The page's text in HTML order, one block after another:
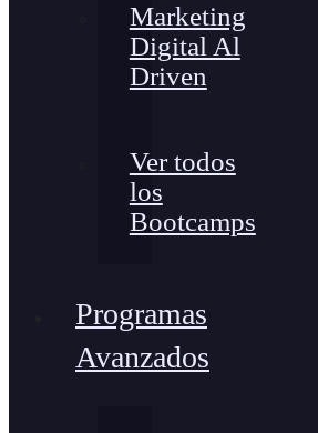
Marketing
Digital Al
Driven
Ver todos
los
Bootcamps
Programas
Avanzados